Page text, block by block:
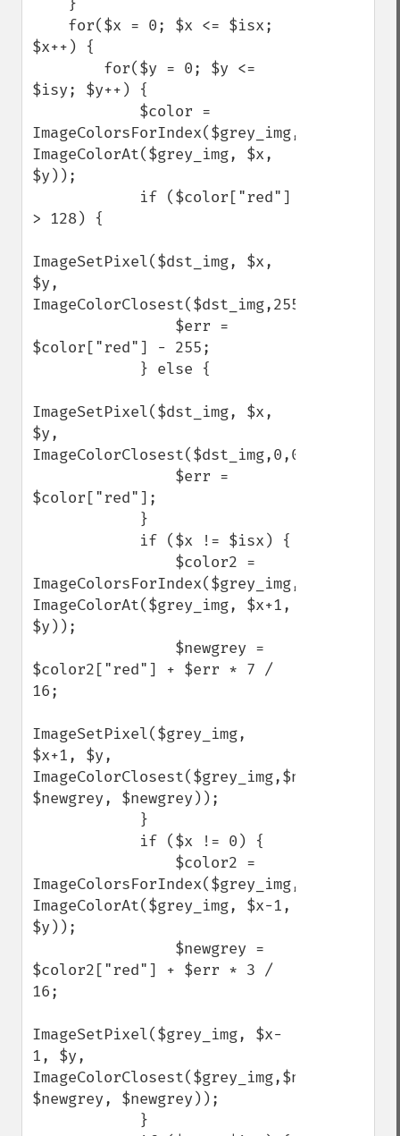
$x++) {
$isy; $y++) {
ImageColorsForIndex($grey_img,
ImageColorAt($grey_img, $x,
$y));
> 128) {
ImageSetPixel($dst_img, $x,
$y,
ImageColorClosest($dst_img,255,255,255));
$color["red"] - 255;
ImageSetPixel($dst_img, $x,
$y,
ImageColorClosest($dst_img,0,0,0));
$color["red"];
ImageColorsForIndex($grey_img,
ImageColorAt($grey_img, $x+1,
$y));
$color2["red"] + $err * 7 /
16;
ImageSetPixel($grey_img,
$x+1, $y,
ImageColorClosest($grey_img,$newgrey,
$newgrey, $newgrey));
ImageColorsForIndex($grey_img,
ImageColorAt($grey_img, $x-1,
$y));
$color2["red"] + $err * 3 /
16;
ImageSetPixel($grey_img, $x-
1, $y,
ImageColorClosest($grey_img,$newgrey,
$newgrey, $newgrey));